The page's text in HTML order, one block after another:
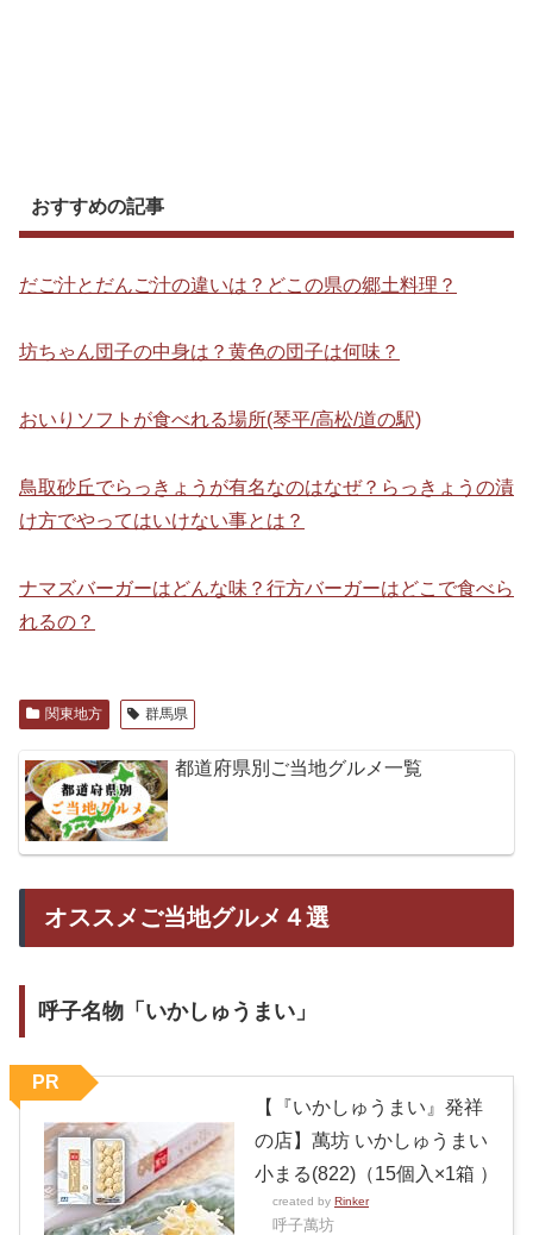
おすすめの記事
だご汁とだんご汁の違いは？どこの県の郷土料理？
坊ちゃん団子の中身は？黄色の団子は何味？
おいりソフトが食べれる場所(琴平/高松/道の駅)
鳥取砂丘でらっきょうが有名なのはなぜ？らっきょうの漬
け方でやってはいけない事とは？
ナマズバーガーはどんな味？行方バーガーはどこで食べら
れるの？
関東地方 群馬県
都道府県別ご当地グルメ一覧
オススメご当地グルメ４選
呼子名物「いかしゅうまい」
【『いかしゅうまい』発祥
の店】萬坊 いかしゅうまい
小まる(822)（15個入×1箱 ）
created by Rinker
呼子萬坊
PR